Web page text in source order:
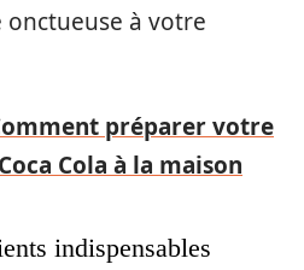
à votre
préparer votre
Cola à la maison
indispensables